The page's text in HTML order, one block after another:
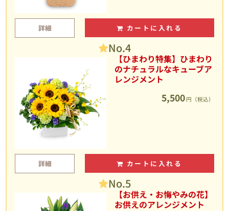
詳細 カートに入れる
No.4
【ひまわり特集】ひまわり
のナチュラルなキューブア
レンジメント
5,500 円（税込）
詳細 カートに入れる
No.5
【お供え・お悔やみの花】
お供えのアレンジメント